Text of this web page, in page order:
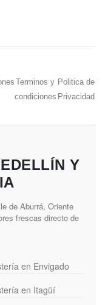
Terminos y
condiciones
Politica de
Privacidad
Y
de Aburrá, Oriente
frescas directo de
en Envigado
en Itagüí